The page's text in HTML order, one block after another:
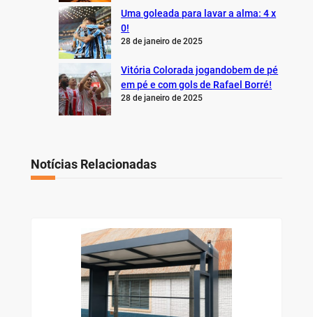
Uma goleada para lavar a alma: 4 x
0!
28 de janeiro de 2025
Vitória Colorada jogandobem de pé
em pé e com gols de Rafael Borré!
28 de janeiro de 2025
Notícias Relacionadas